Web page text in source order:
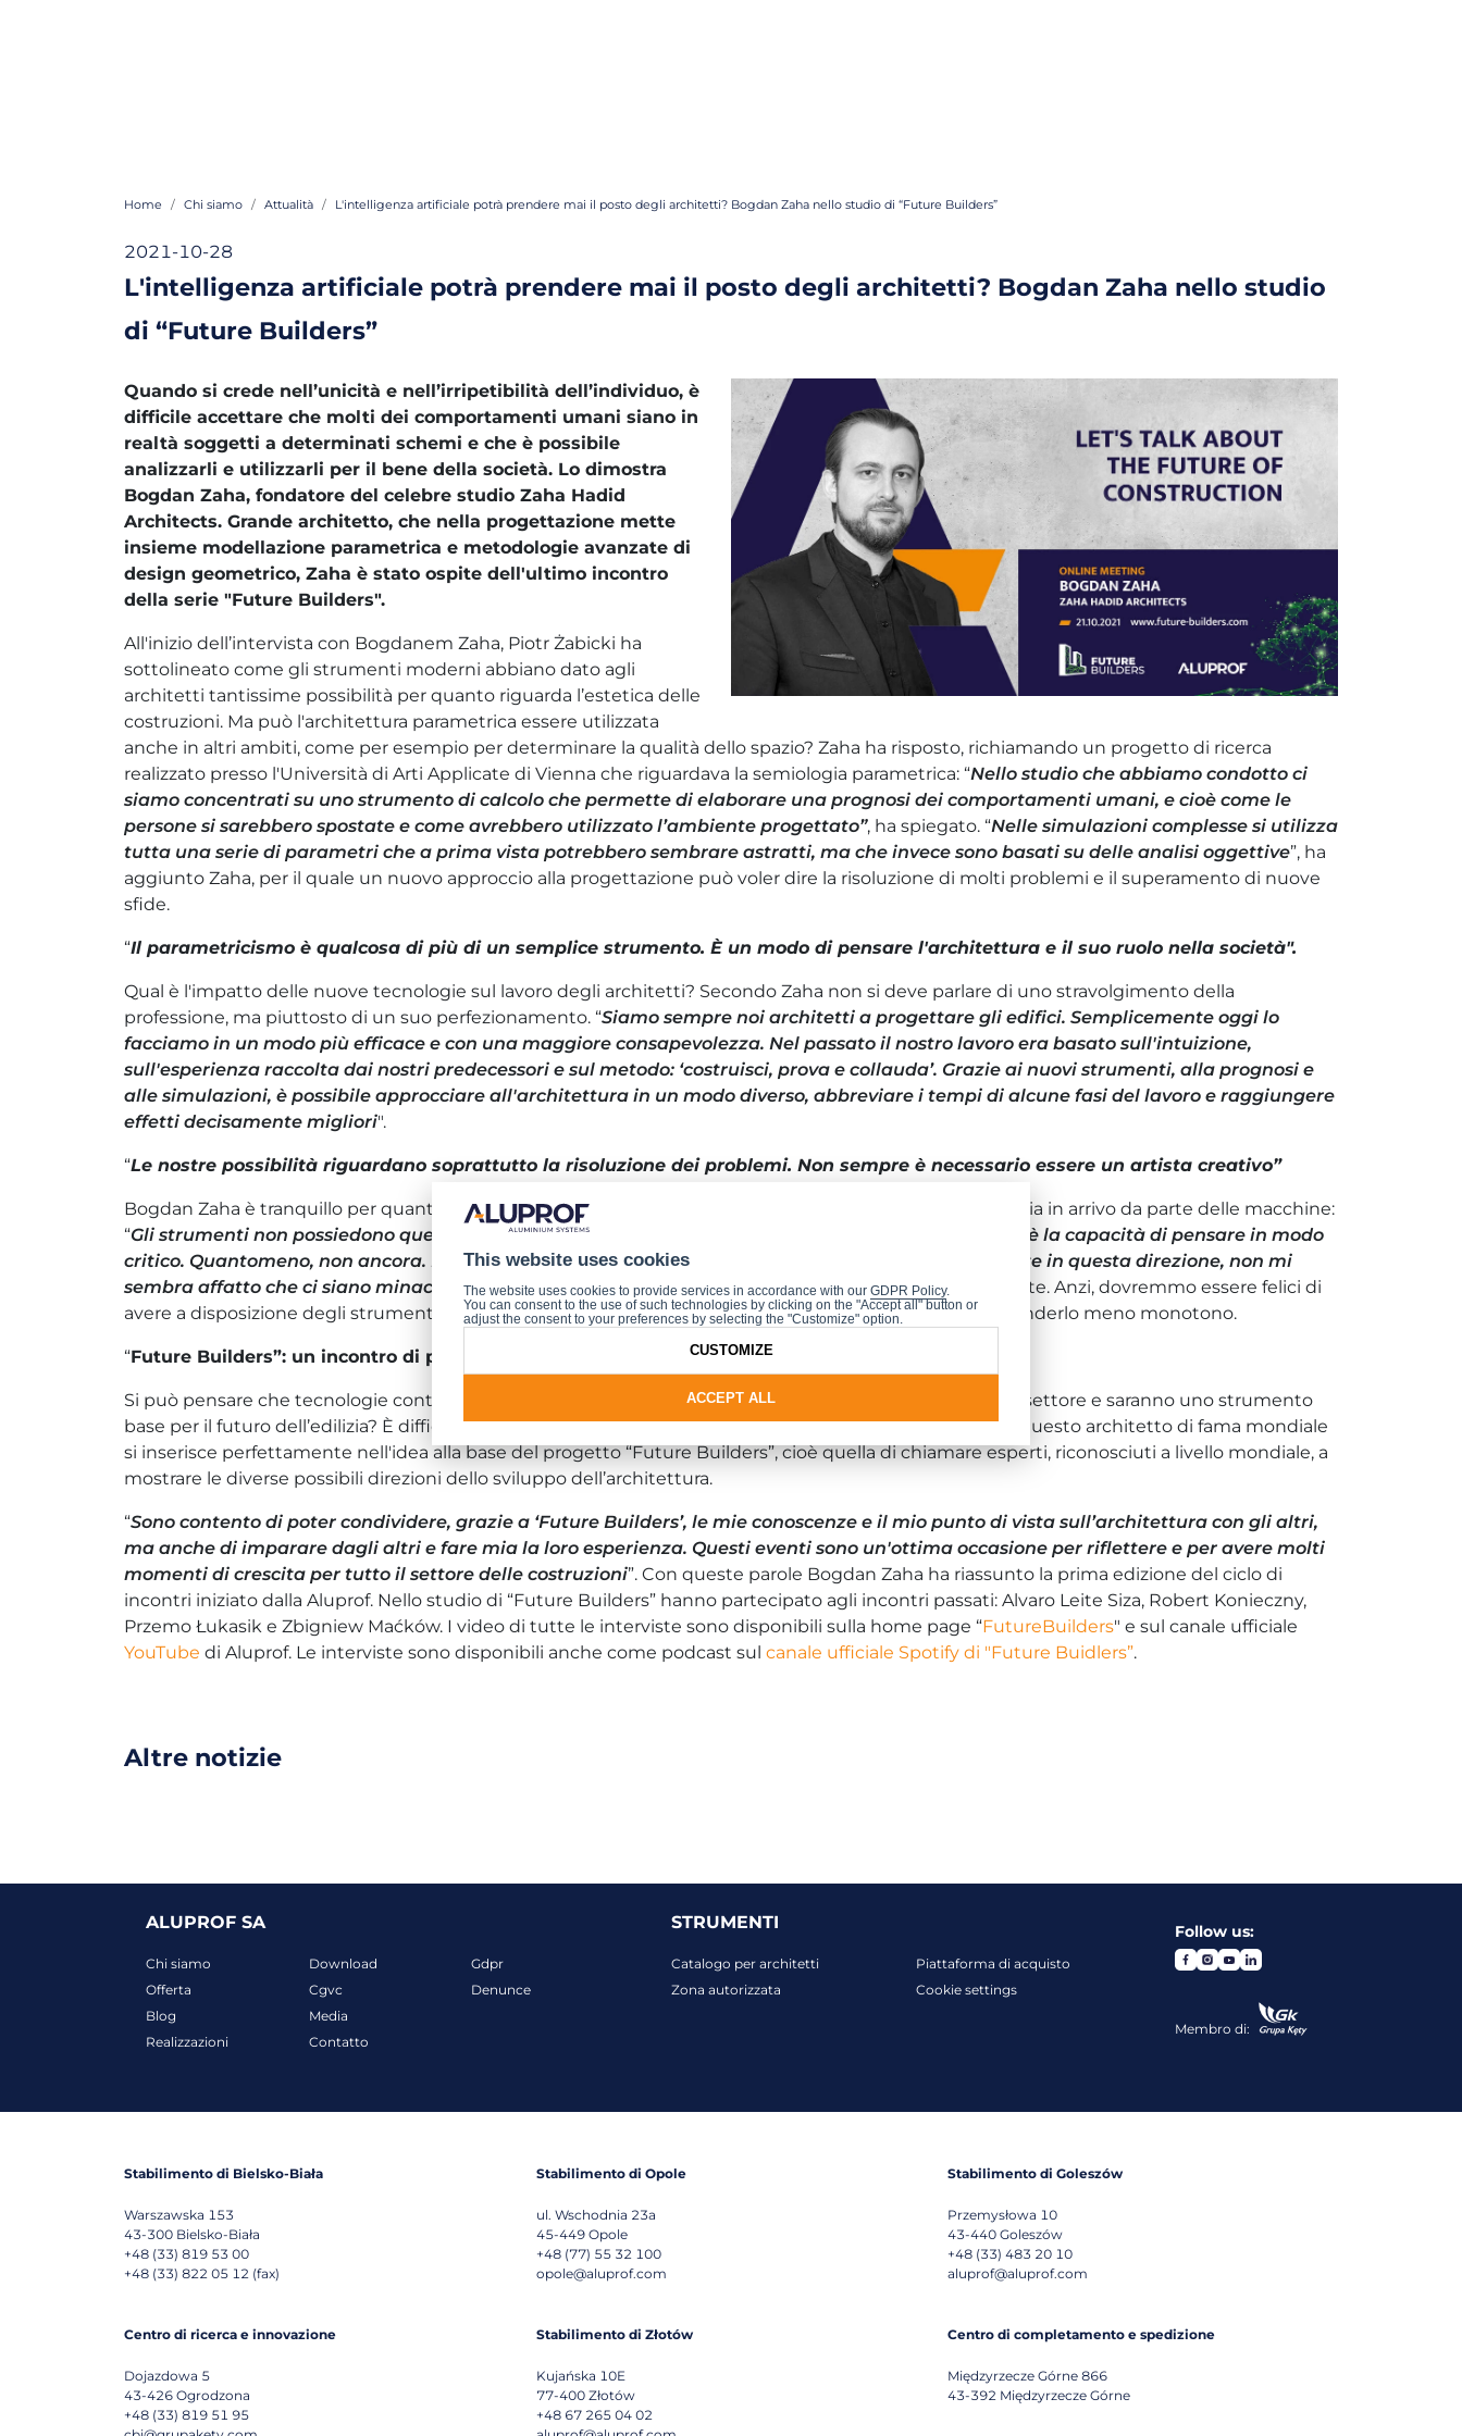
Home Chi siamo Attualità L'intelligenza artificiale potrà prendere mai il posto degli architetti? Bogdan Zaha nello studio di “Future Builders”
2021-10-28
L'intelligenza artificiale potrà prendere mai il posto degli architetti? Bogdan Zaha nello studio
di “Future Builders”
Quando si crede nell’unicità e nell’irripetibilità dell’individuo, è
difficile accettare che molti dei comportamenti umani siano in
realtà soggetti a determinati schemi e che è possibile
analizzarli e utilizzarli per il bene della società. Lo dimostra
Bogdan Zaha, fondatore del celebre studio Zaha Hadid
Architects. Grande architetto, che nella progettazione mette
insieme modellazione parametrica e metodologie avanzate di
design geometrico, Zaha è stato ospite dell'ultimo incontro
della serie "Future Builders".
All'inizio dell’intervista con Bogdanem Zaha, Piotr Żabicki ha
sottolineato come gli strumenti moderni abbiano dato agli
architetti tantissime possibilità per quanto riguarda l’estetica delle
costruzioni. Ma può l'architettura parametrica essere utilizzata
anche in altri ambiti, come per esempio per determinare la qualità dello spazio? Zaha ha risposto, richiamando un progetto di ricerca
realizzato presso l'Università di Arti Applicate di Vienna che riguardava la semiologia parametrica: “Nello studio che abbiamo condotto ci
siamo concentrati su uno strumento di calcolo che permette di elaborare una prognosi dei comportamenti umani, e cioè come le
persone si sarebbero spostate e come avrebbero utilizzato l’ambiente progettato”, ha spiegato. “Nelle simulazioni complesse si utilizza
tutta una serie di parametri che a prima vista potrebbero sembrare astratti, ma che invece sono basati su delle analisi oggettive”, ha
aggiunto Zaha, per il quale un nuovo approccio alla progettazione può voler dire la risoluzione di molti problemi e il superamento di nuove
sfide.
“Il parametricismo è qualcosa di più di un semplice strumento. È un modo di pensare l'architettura e il suo ruolo nella società".
Qual è l'impatto delle nuove tecnologie sul lavoro degli architetti? Secondo Zaha non si deve parlare di uno stravolgimento della
professione, ma piuttosto di un suo perfezionamento. “Siamo sempre noi architetti a progettare gli edifici. Semplicemente oggi lo
facciamo in un modo più efficace e con una maggiore consapevolezza. Nel passato il nostro lavoro era basato sull'intuizione,
sull'esperienza raccolta dai nostri predecessori e sul metodo: ‘costruisci, prova e collauda’. Grazie ai nuovi strumenti, alla prognosi e
alle simulazioni, è possibile approcciare all'architettura in un modo diverso, abbreviare i tempi di alcune fasi del lavoro e raggiungere
effetti decisamente migliori".
“Le nostre possibilità riguardano soprattutto la risoluzione dei problemi. Non sempre è necessario essere un artista creativo”
Bogdan Zaha è tranquillo per quanto riguarda il futuro della sua professione e non vede nessuna minaccia in arrivo da parte delle macchine:
“Gli strumenti non possiedono quell’abilità fondamentale che è prerogativa dell’essere umano, e cioè la capacità di pensare in modo
critico. Quantomeno, non ancora. Fino quando l'intelligenza artificiale non si evolverà maggiormente in questa direzione, non mi
sembra affatto che ci siano minacce reali”. Secondo Zaha, infatti, le nuove tecnologie non vanno temute. Anzi, dovremmo essere felici di
avere a disposizione degli strumenti che ci permettono oggi di eseguire al meglio il nostro lavoro e di renderlo meno monotono.
“Future Builders”: un incontro di prospettive diverse e di previsioni sul futuro
Si può pensare che tecnologie contemporanee, come quelle utilizzate da Bogdan Zaha, domineranno il settore e saranno uno strumento
base per il futuro dell’edilizia? È difficile dare una risposta univoca a questa domanda, ma l'incontro con questo architetto di fama mondiale
si inserisce perfettamente nell'idea alla base del progetto “Future Builders”, cioè quella di chiamare esperti, riconosciuti a livello mondiale, a
mostrare le diverse possibili direzioni dello sviluppo dell’architettura.
“Sono contento di poter condividere, grazie a ‘Future Builders’, le mie conoscenze e il mio punto di vista sull’architettura con gli altri,
ma anche di imparare dagli altri e fare mia la loro esperienza. Questi eventi sono un'ottima occasione per riflettere e per avere molti
momenti di crescita per tutto il settore delle costruzioni”. Con queste parole Bogdan Zaha ha riassunto la prima edizione del ciclo di
incontri iniziato dalla Aluprof. Nello studio di “Future Builders” hanno partecipato agli incontri passati: Alvaro Leite Siza, Robert Konieczny,
Przemo Łukasik e Zbigniew Maćków. I video di tutte le interviste sono disponibili sulla home page “FutureBuilders" e sul canale ufficiale
YouTube di Aluprof. Le interviste sono disponibili anche come podcast sul canale ufficiale Spotify di "Future Buidlers”.
Altre notizie
ALUPROF SA
Chi siamo
Offerta
Blog
Realizzazioni
Download
Cgvc
Media
Contatto
Gdpr
Denunce
STRUMENTI
Catalogo per architetti
Zona autorizzata
Piattaforma di acquisto
Cookie settings
Follow us:
Membro di:
Stabilimento di Bielsko-Biała
Warszawska 153
43-300 Bielsko-Biała
+48 (33) 819 53 00
+48 (33) 822 05 12 (fax)
Stabilimento di Opole
ul. Wschodnia 23a
45-449 Opole
+48 (77) 55 32 100
opole@aluprof.com
Stabilimento di Goleszów
Przemysłowa 10
43-440 Goleszów
+48 (33) 483 20 10
aluprof@aluprof.com
Centro di ricerca e innovazione
Dojazdowa 5
43-426 Ogrodzona
+48 (33) 819 51 95
Stabilimento di Złotów
Kujańska 10E
77-400 Złotów
+48 67 265 04 02
Centro di completamento e spedizione
Międzyrzecze Górne 866
43-392 Międzyrzecze Górne
This website uses cookies
The website uses cookies to provide services in accordance with our GDPR Policy.
You can consent to the use of such technologies by clicking on the "Accept all" button or
adjust the consent to your preferences by selecting the "Customize" option.
ACCEPT ALL
CUSTOMIZE